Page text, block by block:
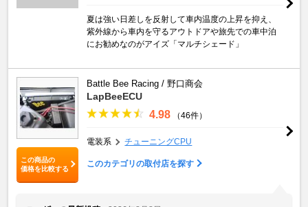
夏は強い日差しを反射して車内温度の上昇を抑え、
紫外線から車内を守るアウトドアや旅先での車中泊
にお勧めなのがアイズ「マルチシェード」
この商品の
価格を比較する
Battle Bee Racing / 野口商会
LapBeeECU
4.98 （46件）
電装系 チューニングCPU
このカテゴリの取付店を探す